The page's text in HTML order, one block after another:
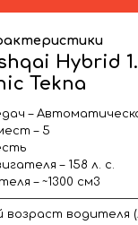
Hybrid
Tekna
–
– 5
– 158 л. с.
– ~1300 см3
водителя